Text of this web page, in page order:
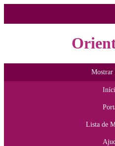
Mostrar
Lista de